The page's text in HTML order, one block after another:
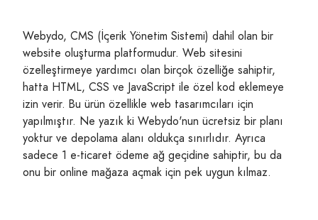
Webydo, CMS (İçerik Yönetim Sistemi) dahil olan bir
website oluşturma platformudur. Web sitesini
özelleştirmeye yardımcı olan birçok özelliğe sahiptir,
hatta HTML, CSS ve JavaScript ile özel kod eklemeye
izin verir. Bu ürün özellikle web tasarımcıları için
yapılmıştır. Ne yazık ki Webydo'nun ücretsiz bir planı
yoktur ve depolama alanı oldukça sınırlıdır. Ayrıca
sadece 1 e-ticaret ödeme ağ geçidine sahiptir, bu da
onu bir online mağaza açmak için pek uygun kılmaz.